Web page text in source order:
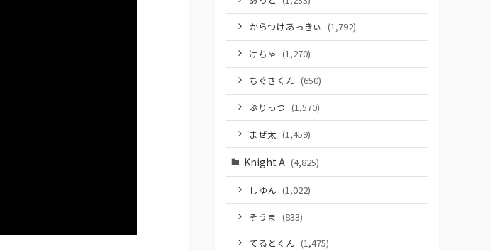
からつけあっきぃ (1,792)
けちゃ (1,270)
ちぐさくん (650)
ぷりっつ (1,570)
まぜ太 (1,459)
Knight A (4,825)
しゆん (1,022)
そうま (833)
てるとくん (1,475)